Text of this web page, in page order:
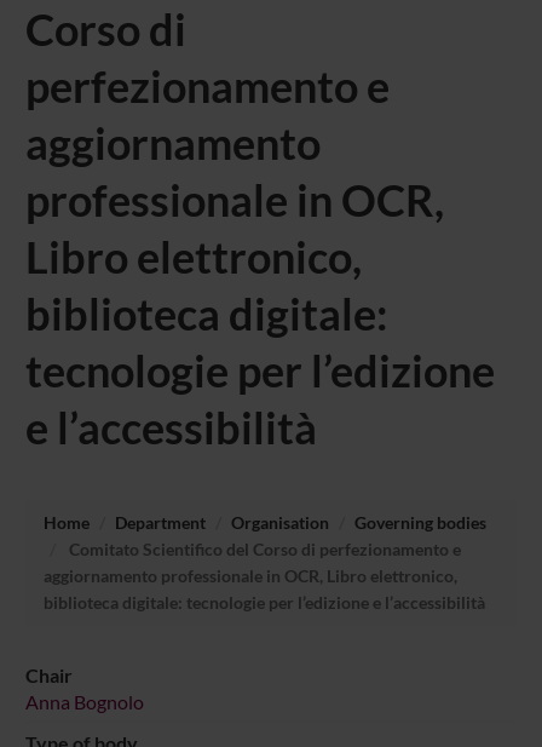
Corso di
perfezionamento e
aggiornamento
professionale in OCR,
Libro elettronico,
biblioteca digitale:
tecnologie per l’edizione
e l’accessibilità
Home Department Organisation
Governing bodies
Comitato Scientifico del Corso di perfezionamento e
aggiornamento professionale in OCR, Libro elettronico,
biblioteca digitale: tecnologie per l’edizione e l’accessibilità
Chair
Anna Bognolo